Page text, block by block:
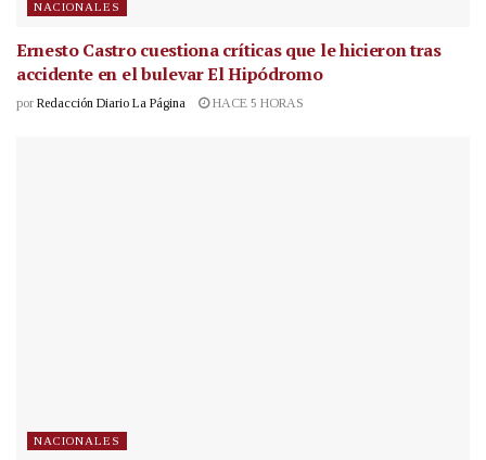
NACIONALES
Ernesto Castro cuestiona críticas que le hicieron tras
accidente en el bulevar El Hipódromo
por Redacción Diario La Página HACE 5 HORAS
NACIONALES